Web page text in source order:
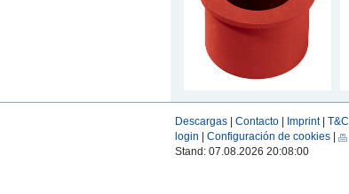
Descargas Contacto Imprint| T&C
login
Configuración de cookies
Stand: 07.08.2026 20:08:00